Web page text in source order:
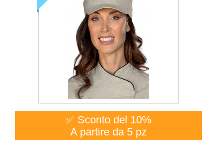
✅ Sconto del 10%
A partire da 5 pz